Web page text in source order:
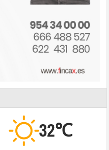
32℃